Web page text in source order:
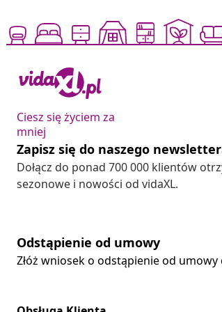
Ciesz się życiem za
mniej
Zapisz się do naszego
Dołącz do ponad 700 000 klientów
sezonowe i nowości od vidaXL.
Odstąpienie od umowy
Złóż wniosek o odstąpienie od